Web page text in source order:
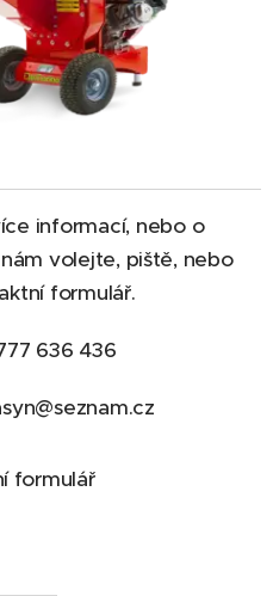
informací, nebo o
volejte, piště, nebo
formulář.
636 436
formulář